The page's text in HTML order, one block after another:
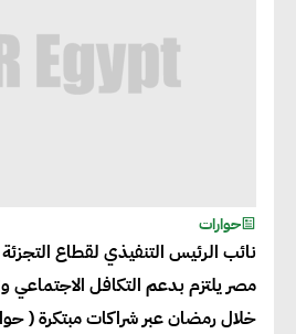
حوارات
نائب الرئيس التنفيذي لقطاع التجزئة
مصر يلتزم بدعم التكافل الاجتماعي
خلال رمضان عبر شراكات مبتكرة (